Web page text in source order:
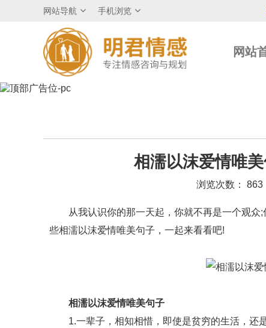
网站导航 手机浏览
网站
相濡以沫爱情唯
浏览次数： 863
从我认识你的那一天起，你就不再是一个观众;
些相濡以沫爱情唯美句子，一起来看看吧!
相濡以沫爱情唯美句子
1.一辈子，相知相惜，即使是贫穷的生活，还是